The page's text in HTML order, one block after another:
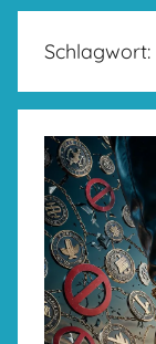
Schlagwort: